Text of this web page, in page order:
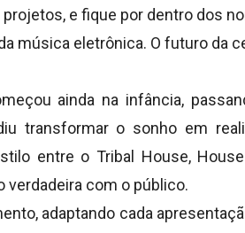
e fique por dentro dos
música eletrônica. O futuro da
ainda na infância,
transformar o sonho em
entre o Tribal House,
verdadeira com o público.
adaptando cada